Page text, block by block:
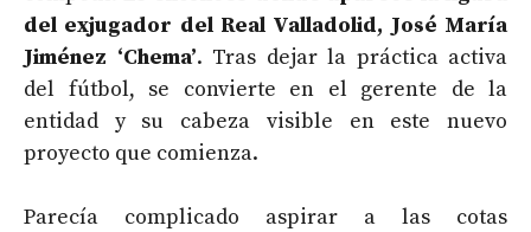
del exjugador del Real Valladolid, José María
Jiménez ‘Chema’. Tras dejar la práctica activa
del fútbol, se convierte en el gerente de la
entidad y su cabeza visible en este nuevo
proyecto que comienza.
Parecía complicado aspirar a las cotas